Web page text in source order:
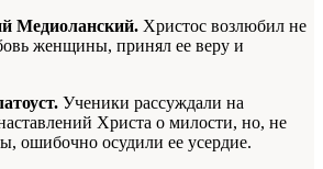
Медиоланский. Христос возлюбил не
женщины, принял ее веру и
Ученики рассуждали на
Христа о милости, но, не
ошибочно осудили ее усердие.